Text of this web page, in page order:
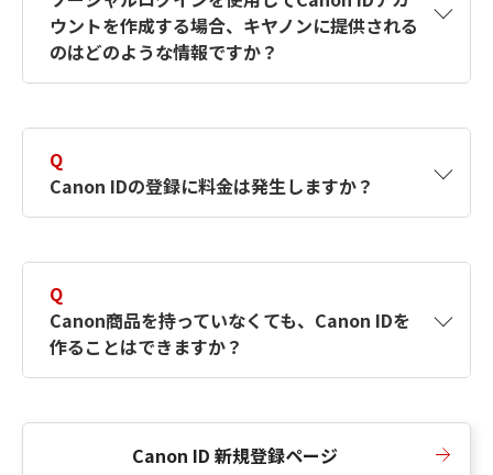
何ですか？Canon IDの作成方法は？をご確認く
ださい。
ウントを作成する場合、キヤノンに提供される
のはどのような情報ですか？
択したサービスから取得します。アカウントを
簡単に作成できるように、この情報を使用して
Canon IDの登録フォームを入力します。
Q
Canon IDの登録に料金は発生しますか？
Q
Canon商品を持っていなくても、Canon IDを
作ることはできますか？
Canon ID 新規登録ページ